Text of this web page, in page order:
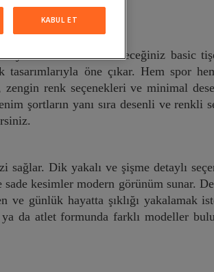
tercih edebileceğiniz basic
öne çıkar. Hem spor
renk seçenekleri ve minimal
şortların yanı sıra desenli ve renkli
Dik yakalı ve şişme detaylı
kesimler modern görünüm sunar.
ve günlük hayatta şıklığı yakalamak
da atlet formunda farklı modeller
KABUL ET